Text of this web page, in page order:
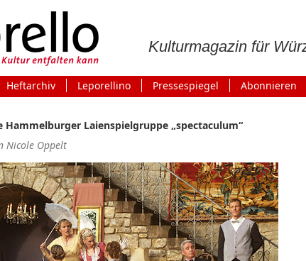
Kulturmagazin für
Heftarchiv Leporellino Pressespiegel Abonnieren
Hammelburger Laienspielgruppe „spectaculum“
Nicole Oppelt